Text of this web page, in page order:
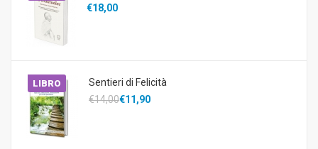
€18,00
LIBRO
Sentieri di Felicità
€14,00€11,90